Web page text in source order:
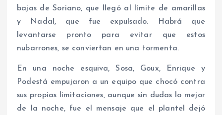
bajas de Soriano, que llegó al límite de amarillas
y Nadal, que fue expulsado. Habrá que
levantarse pronto para evitar que estos
nubarrones, se conviertan en una tormenta.
En una noche esquiva, Sosa, Goux, Enrique y
Podestá empujaron a un equipo que chocó contra
sus propias limitaciones, aunque sin dudas lo mejor
de la noche, fue el mensaje que el plantel dejó